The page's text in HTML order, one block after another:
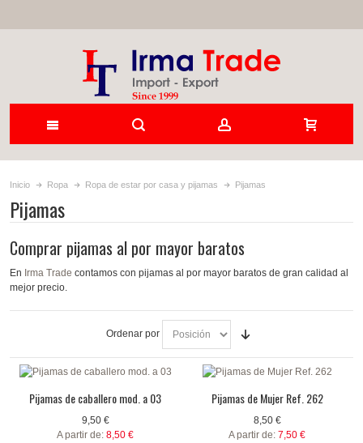
Inicio Ropa Ropa de estar por casa y pijamas Pijamas
Pijamas
Comprar pijamas al por mayor baratos
En Irma Trade contamos con pijamas al por mayor baratos de gran calidad al
mejor precio.
Ordenar por
Pijamas de caballero mod. a 03
9,50 €
A partir de: 8,50 €
Pijamas de Mujer Ref. 262
8,50 €
A partir de: 7,50 €